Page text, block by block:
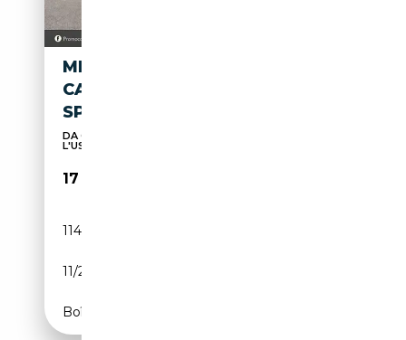
MERCEDES-BENZ E 250 CDI
CABRIO BLUEEFFICIENCY
SPORT *MANUALE*
DA OLTRE 35 ANNI PUNTO DI RIFERIMENTO PER
L'USATO
17 900€
114 434 km
11/2013
Boîte manuelle